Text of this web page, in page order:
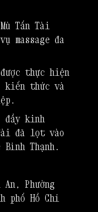
Tấn Tài
massage đa
thực hiện
kiến thức và
đầy kinh
đã lọt vào
Bình Thạnh.
Phường
phố Hồ Chí